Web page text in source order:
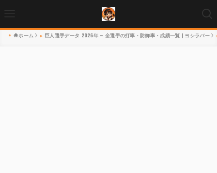
ホーム 巨人選手データ 2026年 – 全選手の打率・防御率・成績一覧 | ヨシラバー